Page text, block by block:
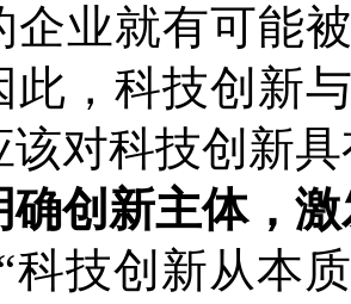
企业就有可能
此，科技创新
该对科技创新
确创新主体，
科技创新从本